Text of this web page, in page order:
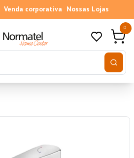
Venda corporativa Nossas Lojas
0